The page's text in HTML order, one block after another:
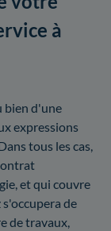
à
bien d'une
expressions
tous les cas,
et qui couvre
de
de travaux,